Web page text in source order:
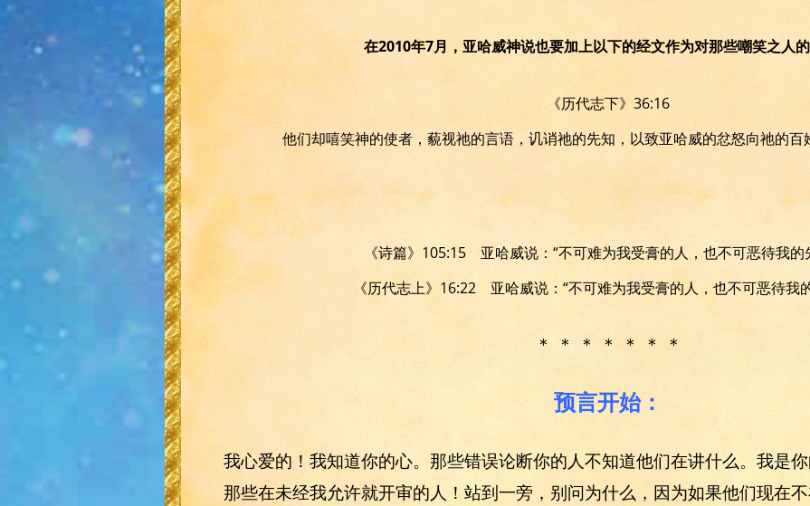
在2010年7月，亚哈威神说也要加上以下的经文作为对那些嘲笑之人的
《历代志下》36:16
他们却嘻笑神的使者，藐视祂的言语，讥诮祂的先知，以致亚哈威的忿怒向祂的百
《诗篇》105:15 亚哈威说：“不可难为我受膏的人，也不可恶待我的
《历代志上》16:22 亚哈威说：“不可难为我受膏的人，也不可恶待我
＊ ＊ ＊ ＊ ＊ ＊ ＊
预言开始：
我心爱的！我知道你的心。那些错误论断你的人不知道他们在讲什么。我是
那些在未经我允许就开审的人！站到一旁，别问为什么，因为如果他们现在